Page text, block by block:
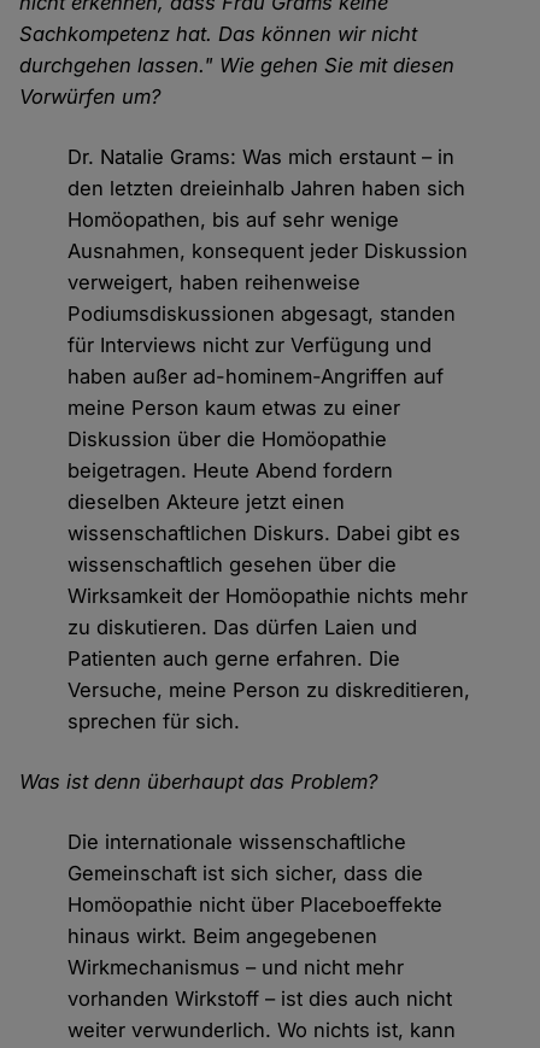
Sachkompetenz hat. Das können wir nicht
durchgehen lassen." Wie gehen Sie mit diesen
Vorwürfen um?
Dr. Natalie Grams: Was mich erstaunt – in
den letzten dreieinhalb Jahren haben sich
Homöopathen, bis auf sehr wenige
Ausnahmen, konsequent jeder Diskussion
verweigert, haben reihenweise
Podiumsdiskussionen abgesagt, standen
für Interviews nicht zur Verfügung und
haben außer ad-hominem-Angriffen auf
meine Person kaum etwas zu einer
Diskussion über die Homöopathie
beigetragen. Heute Abend fordern
dieselben Akteure jetzt einen
wissenschaftlichen Diskurs. Dabei gibt es
wissenschaftlich gesehen über die
Wirksamkeit der Homöopathie nichts mehr
zu diskutieren. Das dürfen Laien und
Patienten auch gerne erfahren. Die
Versuche, meine Person zu diskreditieren,
sprechen für sich.
Was ist denn überhaupt das Problem?
Die internationale wissenschaftliche
Gemeinschaft ist sich sicher, dass die
Homöopathie nicht über Placeboeffekte
hinaus wirkt. Beim angegebenen
Wirkmechanismus – und nicht mehr
vorhanden Wirkstoff – ist dies auch nicht
weiter verwunderlich. Wo nichts ist, kann